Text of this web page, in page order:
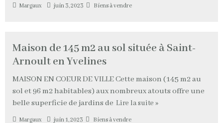
Margaux juin 3, 2023 Biens à vendre
Maison de 145 m2 au sol située à Saint-
Arnoult en Yvelines
MAISON EN COEUR DE VILLE Cette maison (145 m2 au
sol et 96 m2 habitables) aux nombreux atouts offre une
belle superficie de jardins de Lire la suite »
Margaux juin 1, 2023 Biens à vendre